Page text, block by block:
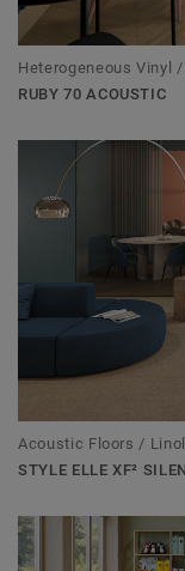
Heterogeneous Vinyl
RUBY 70 ACOUSTIC
Acoustic Floors /
STYLE ELLE XF²